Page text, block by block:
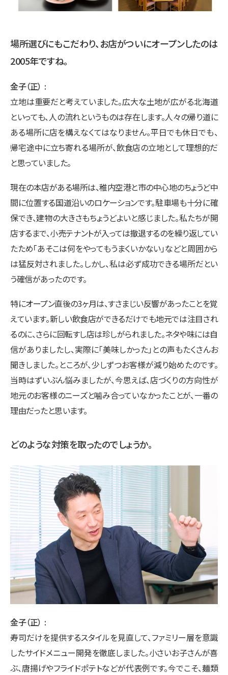
場所選びにもこだわり、お店がついにオープンしたのは
2005年ですね。
金子（正）
立地は重要だと考えていました。広大な土地が広がる北海道
といっても、人の流れというものは存在します。人々の帰り道に
ある場所に店を構えなくてはなりません。平日でも休日でも、
帰宅途中に立ち寄れる場所が、飲食店の立地として理想的だ
と思っていました。
現在の本店がある場所は、稚内空港と市の中心地のちょうど中
間に位置する国道沿いのロケーションです。駐車場も十分に確
保でき、建物の大きさもちょうどよいと感じました。私たちが開
店するまで、小売テナントが入っては撤退するのを繰り返してい
たため「あそこは何をやってもうまくいかない」などと周囲から
は猛反対されました。しかし、私は必ず成功できる場所だとい
う確信があったのです。
特にオープン直後の3ヶ月は、すさまじい反響があったことを覚
えています。新しい飲食店ができるだけでも地元では注目され
るのに、さらに回転すし店は珍しがられました。ネタや味には自
信がありましたし、実際に「美味しかった」との声もたくさんお
聞きしました。ところが、少しずつお客様が減り始めたのです。
当時はずいぶん悩みましたが、今思えば、店づくりの方向性が
地元のお客様のニーズと噛み合っていなかったことが、一番の
理由だったと思います。
どのような対策を取ったのでしょうか。
金子（正）
寿司だけを提供するスタイルを見直して、ファミリー層を意識
したサイドメニュー開発を徹底しました。小さいお子さんが喜
ぶ、唐揚げやフライドポテトなどが代表例です。今でこそ、麺類